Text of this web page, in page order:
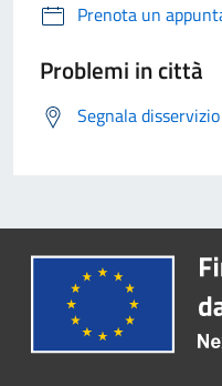
Prenota un
Problemi in città
Segnala disservizio